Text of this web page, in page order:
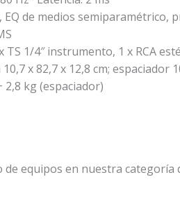
de medios semiparamétrico,
1/4″ instrumento, 1 x RCA
x 82,7 x 12,8 cm; espaciador
2,8 kg (espaciador)
de equipos en nuestra categoría